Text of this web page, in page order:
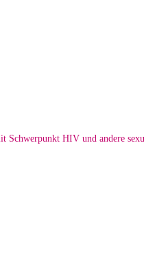
Schwerpunkt HIV und andere